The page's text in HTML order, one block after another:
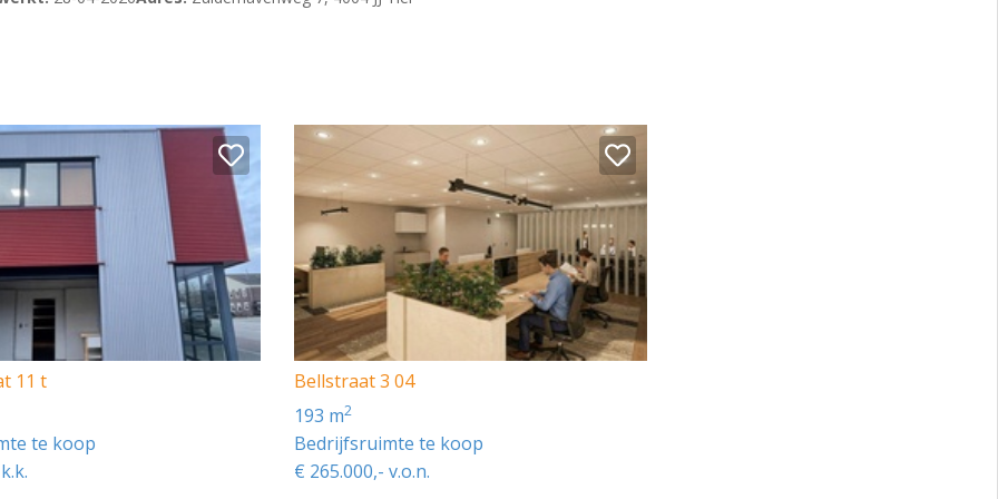
11 t
te koop
Bellstraat 3 04
193 m2
Bedrijfsruimte te koop
€ 265.000,- v.o.n.